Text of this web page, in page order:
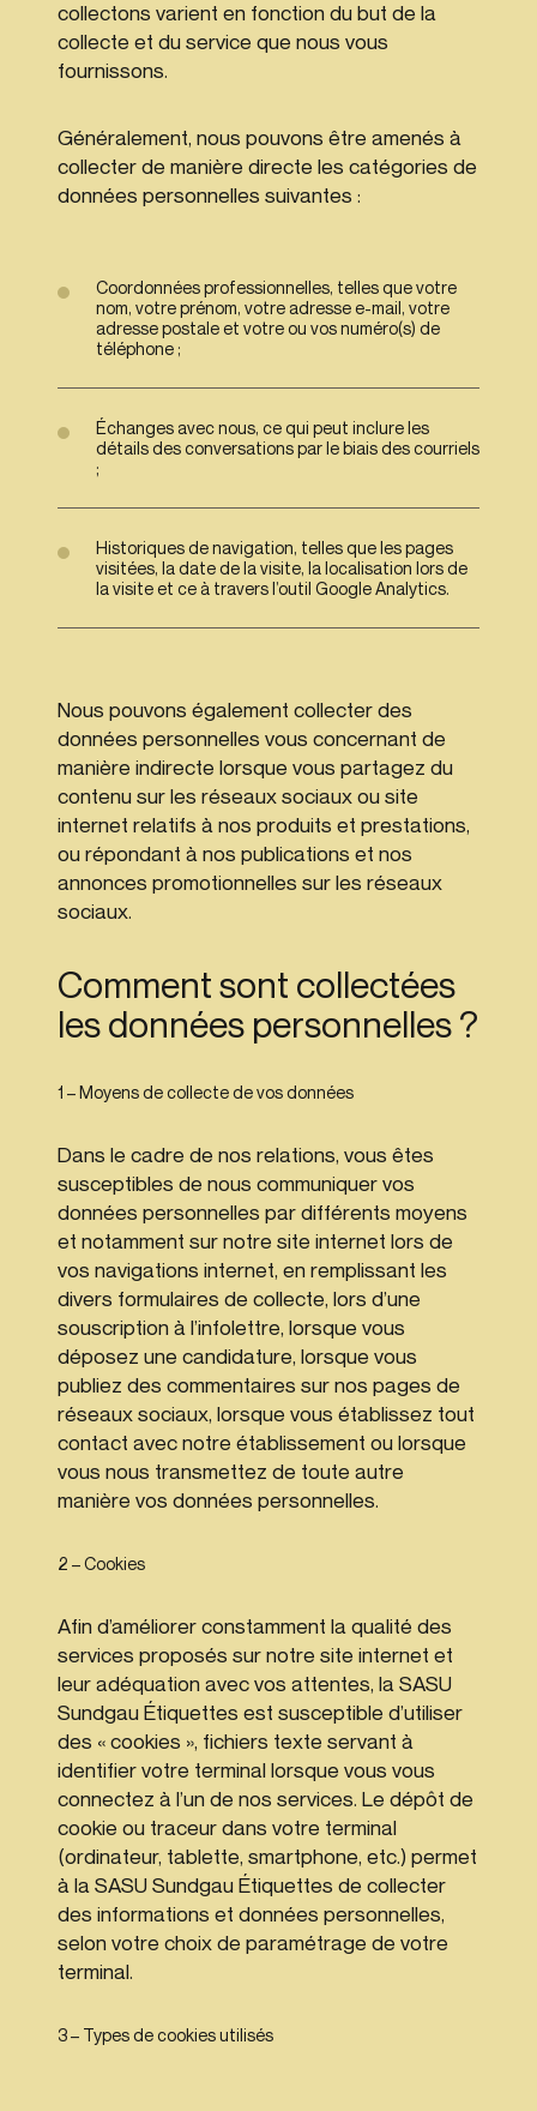
collectons varient en fonction du but de la
collecte et du service que nous vous
fournissons.
Généralement, nous pouvons être amenés à
collecter de manière directe les catégories de
données personnelles suivantes :
Coordonnées professionnelles, telles que votre
nom, votre prénom, votre adresse e-mail, votre
adresse postale et votre ou vos numéro(s) de
téléphone ;
Échanges avec nous, ce qui peut inclure les
détails des conversations par le biais des courriels
;
Historiques de navigation, telles que les pages
visitées, la date de la visite, la localisation lors de
la visite et ce à travers l’outil Google Analytics.
Nous pouvons également collecter des
données personnelles vous concernant de
manière indirecte lorsque vous partagez du
contenu sur les réseaux sociaux ou site
internet relatifs à nos produits et prestations,
ou répondant à nos publications et nos
annonces promotionnelles sur les réseaux
sociaux.
Comment sont collectées
les données personnelles ?
1 – Moyens de collecte de vos données
Dans le cadre de nos relations, vous êtes
susceptibles de nous communiquer vos
données personnelles par différents moyens
et notamment sur notre site internet lors de
vos navigations internet, en remplissant les
divers formulaires de collecte, lors d’une
souscription à l’infolettre, lorsque vous
déposez une candidature, lorsque vous
publiez des commentaires sur nos pages de
réseaux sociaux, lorsque vous établissez tout
contact avec notre établissement ou lorsque
vous nous transmettez de toute autre
manière vos données personnelles.
2 – Cookies
Afin d’améliorer constamment la qualité des
services proposés sur notre site internet et
leur adéquation avec vos attentes, la SASU
Sundgau Étiquettes est susceptible d’utiliser
des « cookies », fichiers texte servant à
identifier votre terminal lorsque vous vous
connectez à l’un de nos services. Le dépôt de
cookie ou traceur dans votre terminal
(ordinateur, tablette, smartphone, etc.) permet
à la SASU Sundgau Étiquettes de collecter
des informations et données personnelles,
selon votre choix de paramétrage de votre
terminal.
3 – Types de cookies utilisés